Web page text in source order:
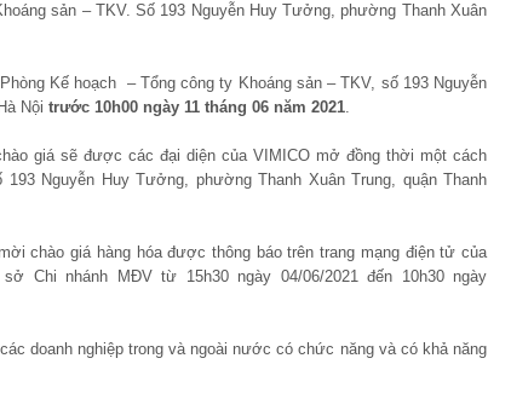
sản – TKV. Số 193 Nguyễn Huy Tưởng, phường Thanh Xuân
Kế hoạch – Tổng công ty Khoáng sản – TKV, số 193 Nguyễn
Nội trước 10h00 ngày 11 tháng 06 năm 2021.
giá sẽ được các đại diện của VIMICO mở đồng thời một cách
Nguyễn Huy Tưởng, phường Thanh Xuân Trung, quận Thanh
chào giá hàng hóa được thông báo trên trang mạng điện tử của
Chi nhánh MĐV từ 15h30 ngày 04/06/2021 đến 10h30 ngày
doanh nghiệp trong và ngoài nước có chức năng và có khả năng